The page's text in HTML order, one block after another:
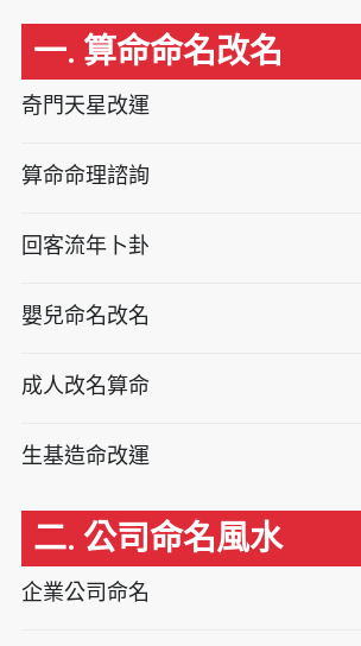
一. 算命命名改名
奇門天星改運
算命命理諮詢
回客流年卜卦
嬰兒命名改名
成人改名算命
生基造命改運
二. 公司命名風水
企業公司命名